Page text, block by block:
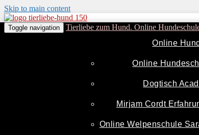
Skip to main content
Toggle navigation Tierliebe zum Hund. Online
Online
Online
Dogtisch
Mirjam Cordt
Online Welpenschule